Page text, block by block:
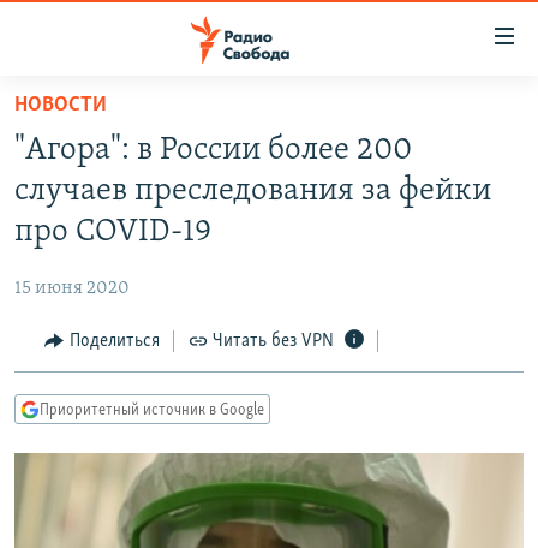
упрощенного
доступа
основному
Вернутся
Вернутся
ПРОГРАММЫ
ПОДКАСТЫ
АВТОРСКИЕ ПРОЕКТЫ
МНЕНИЯ
КУЛЬТУРА
КАВКАЗ.РЕАЛИИ
СЕВЕР.РЕАЛИИ
СИБИРЬ.РЕАЛИИ
НОВОСТИ
"Агора": в России более 200
случаев преследования за фейки
про COVID-19
15 июня 2020
Поделиться Читать без VPN
Приоритетный источник в Google